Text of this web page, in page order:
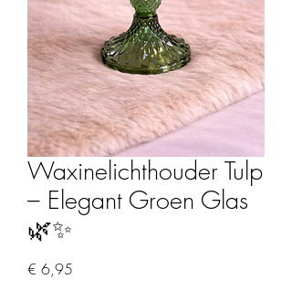
Waxinelichthouder Tulp
– Elegant Groen Glas
🌿✨
€ 6,95